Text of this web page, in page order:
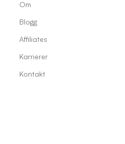
Om
Blogg
Affiliates
Karrierer
Kontakt